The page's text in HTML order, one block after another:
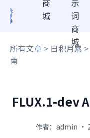
商
城
示
词
商
城
所有文章 > 日积月累
南
FLUX.1-dev
作者：admin ·